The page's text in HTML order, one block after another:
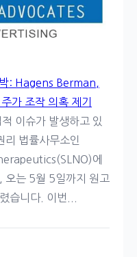
: Hagens Berman,
가 조작 의혹 제기
이슈가 발생하고 있
리 법률사무소인
에
오는 5월 5일까지 원고
습니다. 이번...